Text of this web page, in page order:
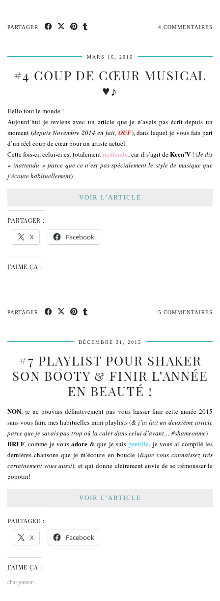
PARTAGER: 4 COMMENTAIRES
MARS 16, 2016
#4 COUP DE CŒUR MUSICAL
♥♪
Hello tout le monde !
Aujourd’hui je reviens avec un article que je n’avais pas écrit depuis un
moment (depuis Novembre 2014 en fait, OUF), dans lequel je vous fais part
d’un réel coup de cœur pour un artiste actuel.
Cette fois-ci, celui-ci est totalementinattendu, car il s’agit deKeen’V! (Je dis
« inattendu » parce que ce n’est pas spécialement le style de musique que
j’écoute habituellement)
VOIR L’ARTICLE
PARTAGER :
X Facebook
J’AIME ÇA :
PARTAGER: 5 COMMENTAIRES
DÉCEMBRE 31, 2015
#7 PLAYLIST POUR SHAKER
SON BOOTY & FINIR L’ANNÉE
EN BEAUTÉ !
NON, je ne pouvais définitivement pas vous laisser finir cette année 2015
sans vous faire mes habituelles mini playlists (& j’ai fait un deuxième article
parce que je savais pas trop où la caler dans celui d’avant… #shameonme)
BREF, comme je vousadore & que je suis gentille, je vous ai compilé les
dernières chansons que je m’écoute en boucle (&que vous connaissez très
certainement vous aussi), et qui donne clairement envie de se trémousser le
popotin!
VOIR L’ARTICLE
PARTAGER :
X Facebook
J’AIME ÇA :
chargement…